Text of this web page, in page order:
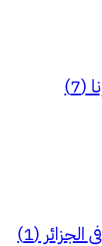
(7)
(1)